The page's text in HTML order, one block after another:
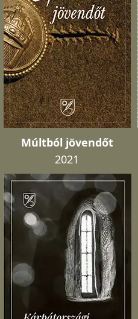
Múltból jövendőt
2021